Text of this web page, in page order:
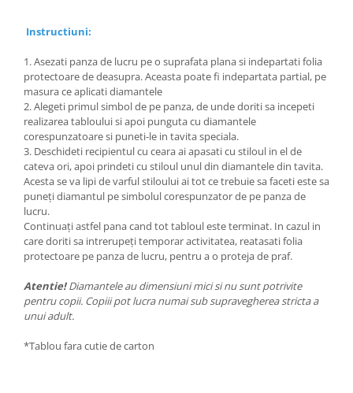
Instructiuni:
1. Asezati panza de lucru pe o suprafata plana si indepartati folia
protectoare de deasupra. Aceasta poate fi indepartata partial, pe
masura ce aplicati diamantele
2. Alegeti primul simbol de pe panza, de unde doriti sa incepeti
realizarea tabloului si apoi punguta cu diamantele
corespunzatoare si puneti-le in tavita speciala.
3. Deschideti recipientul cu ceara ai apasati cu stiloul in el de
cateva ori, apoi prindeti cu stiloul unul din diamantele din tavita.
Acesta se va lipi de varful stiloului ai tot ce trebuie sa faceti este sa
puneți diamantul pe simbolul corespunzator de pe panza de
lucru.
Continuați astfel pana cand tot tabloul este terminat. In cazul in
care doriti sa intrerupeți temporar activitatea, reatasati folia
protectoare pe panza de lucru, pentru a o proteja de praf.
Atentie!Diamantele au dimensiuni mici si nu sunt potrivite
pentru copii. Copiii pot lucra numai sub supravegherea stricta a
unui adult.
*Tablou fara cutie de carton